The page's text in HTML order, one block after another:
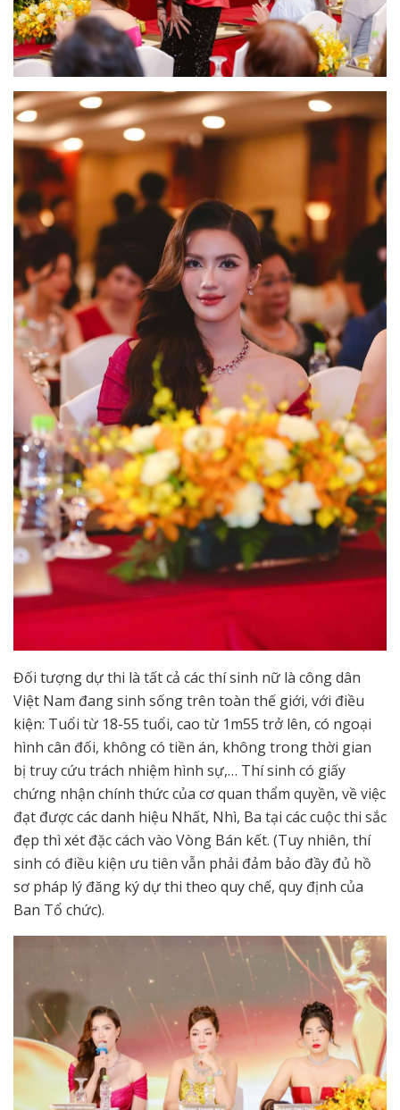
Đối tượng dự thi là tất cả các thí sinh nữ là công dân
Việt Nam đang sinh sống trên toàn thế giới, với điều
kiện: Tuổi từ 18-55 tuổi, cao từ 1m55 trở lên, có ngoại
hình cân đối, không có tiền án, không trong thời gian
bị truy cứu trách nhiệm hình sự,… Thí sinh có giấy
chứng nhận chính thức của cơ quan thẩm quyền, về việc
đạt được các danh hiệu Nhất, Nhì, Ba tại các cuộc thi sắc
đẹp thì xét đặc cách vào Vòng Bán kết. (Tuy nhiên, thí
sinh có điều kiện ưu tiên vẫn phải đảm bảo đầy đủ hồ
sơ pháp lý đăng ký dự thi theo quy chế, quy định của
Ban Tổ chức).